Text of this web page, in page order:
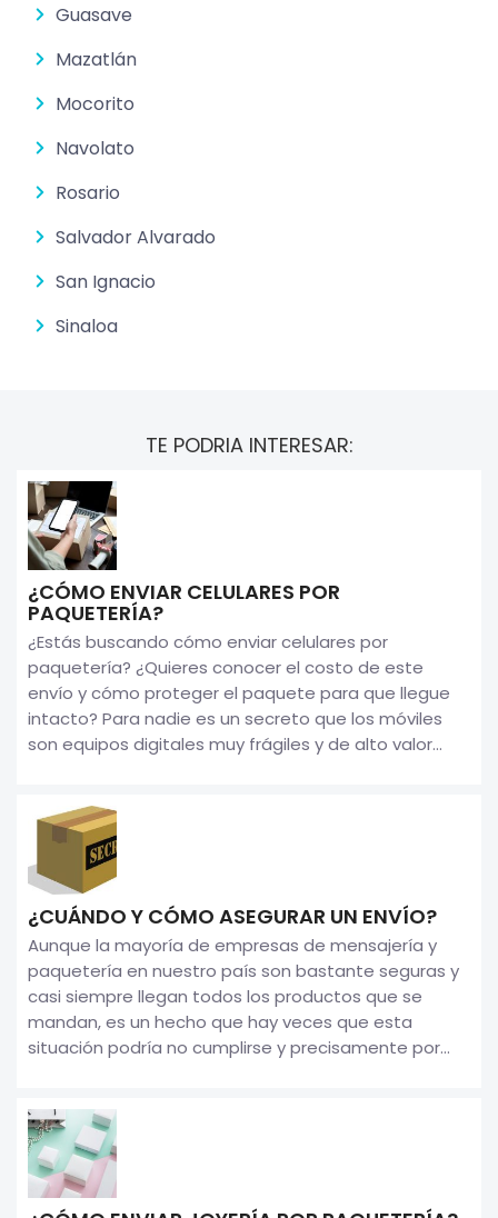
Guasave
Mazatlán
Mocorito
Navolato
Rosario
Salvador Alvarado
San Ignacio
Sinaloa
TE PODRIA INTERESAR:
¿CÓMO ENVIAR CELULARES POR
PAQUETERÍA?
¿Estás buscando cómo enviar celulares por
paquetería? ¿Quieres conocer el costo de este
envío y cómo proteger el paquete para que llegue
intacto? Para nadie es un secreto que los móviles
son equipos digitales muy frágiles y de alto valor...
¿CUÁNDO Y CÓMO ASEGURAR UN ENVÍO?
Aunque la mayoría de empresas de mensajería y
paquetería en nuestro país son bastante seguras y
casi siempre llegan todos los productos que se
mandan, es un hecho que hay veces que esta
situación podría no cumplirse y precisamente por...